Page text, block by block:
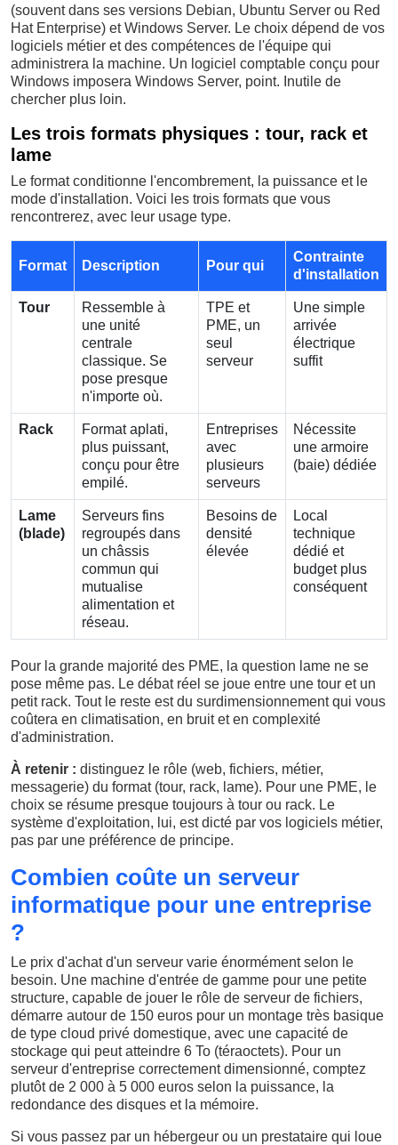
(souvent dans ses versions Debian, Ubuntu Server ou Red
Hat Enterprise) et Windows Server. Le choix dépend de vos
logiciels métier et des compétences de l'équipe qui
administrera la machine. Un logiciel comptable conçu pour
Windows imposera Windows Server, point. Inutile de
chercher plus loin.
Les trois formats physiques : tour, rack et
lame
Le format conditionne l'encombrement, la puissance et le
mode d'installation. Voici les trois formats que vous
rencontrerez, avec leur usage type.
Format Description Pour qui
Contrainte
d'installation
Tour
Ressemble à
une unité
centrale
classique. Se
pose presque
n'importe où.
TPE et
PME, un
seul
serveur
Une simple
arrivée
électrique
suffit
Rack
Format aplati,
plus puissant,
conçu pour être
empilé.
Entreprises
avec
plusieurs
serveurs
Nécessite
une armoire
(baie) dédiée
Lame
(blade)
Serveurs fins
regroupés dans
un châssis
commun qui
mutualise
alimentation et
réseau.
Besoins de
densité
élevée
Local
technique
dédié et
budget plus
conséquent
Pour la grande majorité des PME, la question lame ne se
pose même pas. Le débat réel se joue entre une tour et un
petit rack. Tout le reste est du surdimensionnement qui vous
coûtera en climatisation, en bruit et en complexité
d'administration.
À retenir : distinguez le rôle (web, fichiers, métier,
messagerie) du format (tour, rack, lame). Pour une PME, le
choix se résume presque toujours à tour ou rack. Le
système d'exploitation, lui, est dicté par vos logiciels métier,
pas par une préférence de principe.
Combien coûte un serveur
informatique pour une entreprise
?
Le prix d'achat d'un serveur varie énormément selon le
besoin. Une machine d'entrée de gamme pour une petite
structure, capable de jouer le rôle de serveur de fichiers,
démarre autour de 150 euros pour un montage très basique
de type cloud privé domestique, avec une capacité de
stockage qui peut atteindre 6 To (téraoctets). Pour un
serveur d'entreprise correctement dimensionné, comptez
plutôt de 2 000 à 5 000 euros selon la puissance, la
redondance des disques et la mémoire.
Si vous passez par un hébergeur ou un prestataire qui loue